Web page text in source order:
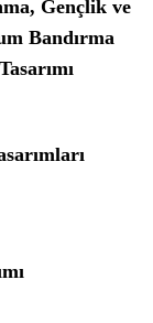
Gençlik ve
Bandırma